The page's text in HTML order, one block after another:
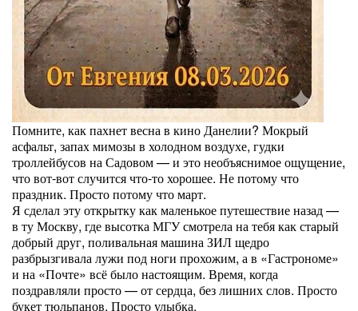
Помните, как пахнет весна в кино Данелии? Мокрый
асфальт, запах мимозы в холодном воздухе, гудки
троллейбусов на Садовом — и это необъяснимое ощущение,
что вот-вот случится что-то хорошее. Не потому что
праздник. Просто потому что март.
Я сделал эту открытку как маленькое путешествие назад —
в ту Москву, где высотка МГУ смотрела на тебя как старый
добрый друг, поливальная машина ЗИЛ щедро
разбрызгивала лужи под ноги прохожим, а в «Гастрономе»
и на «Почте» всё было настоящим. Время, когда
поздравляли просто — от сердца, без лишних слов. Просто
букет тюльпанов. Просто улыбка.